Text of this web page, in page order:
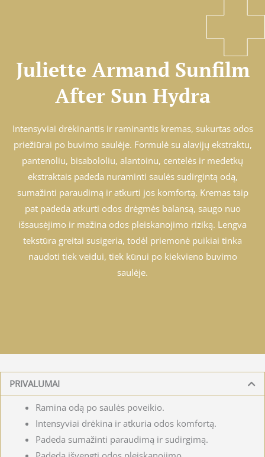
Juliette Armand Sunfilm
After Sun Hydra
Intensyviai drėkinantis ir raminantis kremas, sukurtas odos
priežiūrai po buvimo saulėje. Formulė su alavijų ekstraktu,
pantenoliu, bisabololiu, alantoinu, centelės ir medetkų
ekstraktais padeda nuraminti saulės sudirgintą odą,
sumažinti paraudimą ir atkurti jos komfortą. Kremas taip
pat padeda atkurti odos drėgmės balansą, saugo nuo
išsausėjimo ir mažina odos pleiskanojimo riziką. Lengva
tekstūra greitai susigeria, todėl priemonė puikiai tinka
naudoti tiek veidui, tiek kūnui po kiekvieno buvimo
saulėje.
PRIVALUMAI
Ramina odą po saulės poveikio.
Intensyviai drėkina ir atkuria odos komfortą.
Padeda sumažinti paraudimą ir sudirgimą.